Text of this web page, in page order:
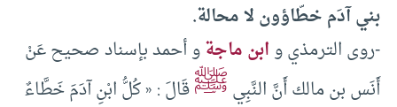
بني آدَم خطّاؤون لا محالة.
-روى الترمذي وابن ماجةو أحمد بإسناد صحيح عَنْ
أَنَس بن مالك أَنَّ النَّبِيﷺقَالَ : «‏ كُلُّ ابْنِ آدَمَ خَطَّاءٌ